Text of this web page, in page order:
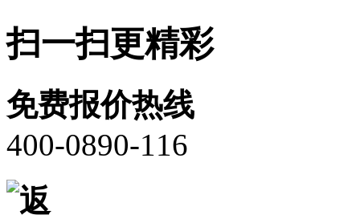
扫一扫更精彩
免费报价热线
400-0890-116